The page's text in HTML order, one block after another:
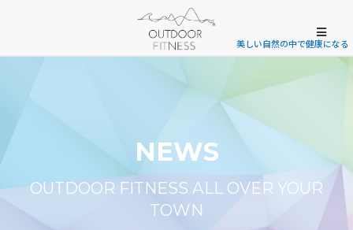
美しい自然の中で健康になる
NEWS
OUTDOOR FITNESS ALL OVER YOUR
TOWN